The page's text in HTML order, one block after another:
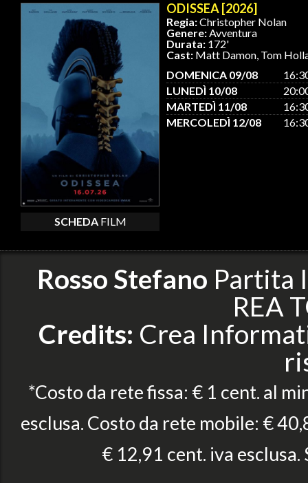
ODISSEA [2026]
Regia:Christopher Nolan
Genere:Avventura
Durata: 172'
Cast: Matt Damon, Tom
SCHEDAFILM
DOMENICA 09/08
LUNEDÌ 10/08
MARTEDÌ 11/08
MERCOLEDÌ 12/08
Rosso Stefano Partita
REA
Credits: Crea
*Costo da rete fissa: € 1 cent. al
esclusa. Costo da rete mobile: €
€ 12,91 cent. iva